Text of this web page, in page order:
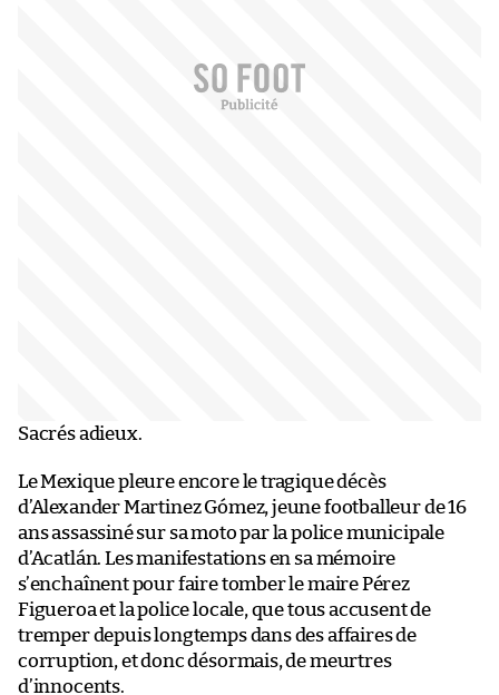
Sacrés adieux.
Le Mexique pleure encore le tragique décès
d’Alexander Martinez Gómez, jeune footballeur de 16
ans assassiné sur sa moto par la police municipale
d’Acatlán. Les manifestations en sa mémoire
s’enchaînent pour faire tomber le maire Pérez
Figueroa et la police locale, que tous accusent de
tremper depuis longtemps dans des affaires de
corruption, et donc désormais, de meurtres
d’innocents.